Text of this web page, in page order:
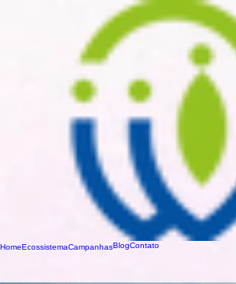
HomeEcossistemaCampanhasBlogContato